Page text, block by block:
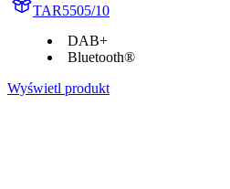
TAR5505/10
DAB+
Bluetooth®
Wyświetl produkt